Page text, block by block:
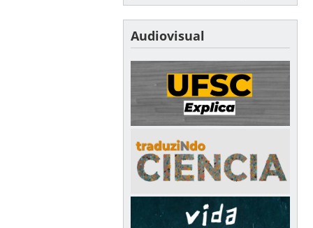
Audiovisual